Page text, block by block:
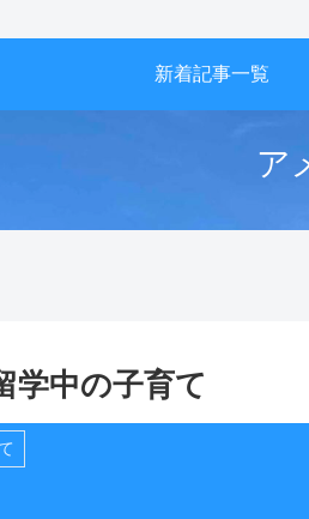
ア
新着記事一覧
学中の子育て